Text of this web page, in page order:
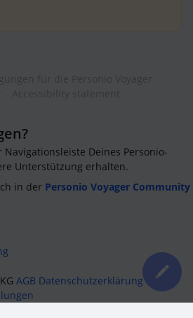
Navigationsleiste Deines Personio-
Unterstützung erhalten.
in der Personio Voyager Community
AGB Datenschutzerklärung